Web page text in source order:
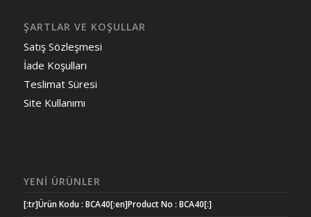
ŞARTLAR VE KOŞULLAR
Satış Sözleşmesi
İade Koşulları
Teslimat Süresi
Site Kullanımı
YENI ÜRÜNLER
[:tr]Ürün Kodu : BCA40[:en]Product No : BCA40[:]